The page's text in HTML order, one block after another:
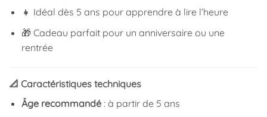
👧 Idéal dès 5 ans pour apprendre à lire l’heure
🎁 Cadeau parfait pour un anniversaire ou une
rentrée
📐 Caractéristiques techniques
Âge recommandé: à partir de 5 ans